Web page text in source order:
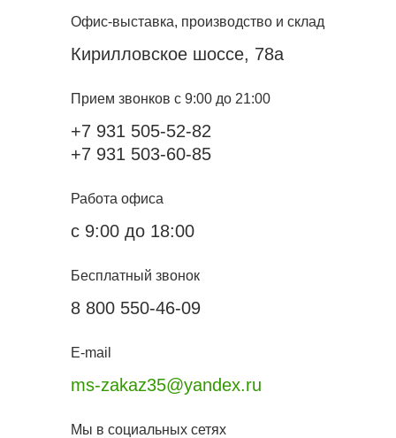
Офис-выставка, производство и склад
Кирилловское шоссе, 78а
Прием звонков с 9:00 до 21:00
+7 931 505-52-82
+7 931 503-60-85
Работа офиса
с 9:00 до 18:00
Бесплатный звонок
8 800 550-46-09
E-mail
ms-zakaz35@yandex.ru
Мы в социальных сетях